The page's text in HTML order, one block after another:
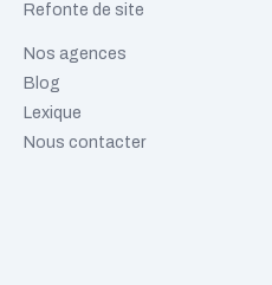
Refonte de site
Nos agences
Blog
Lexique
Nous contacter